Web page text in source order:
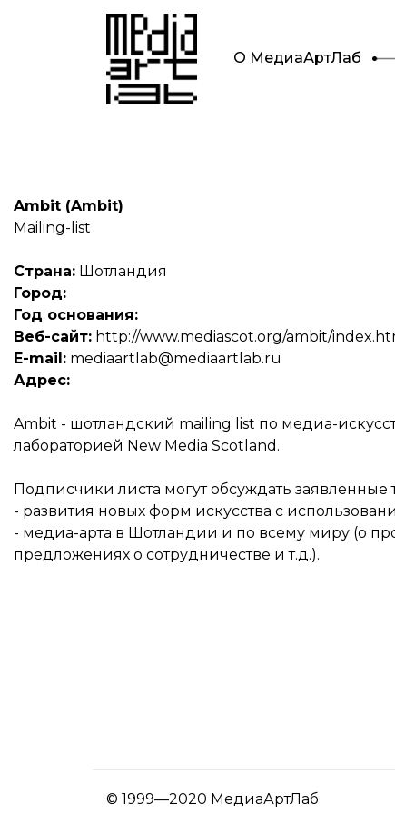
О МедиаАртЛаб
Ambit (Ambit)
Mailing-list
Страна: Шотландия
Город:
Год основания:
Веб-сайт: http://www.mediascot.org/ambit/
E-mail: mediaartlab@mediaartlab.ru
Адрес:
Ambit - шотландский mailing list по медиа-
лабораторией New Media Scotland.
Подписчики листа могут обсуждать
- развития новых форм искусства с
- медиа-арта в Шотландии и по всему миру (о
предложениях о сотрудничестве и т.д.).
© 1999—2020 МедиаАртЛаб